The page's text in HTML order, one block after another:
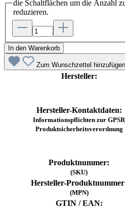
die Schaltflächen um die Anzahl
reduzieren.
In den Warenkorb
Zum Wunschzettel hinzufügen
Hersteller:
Hersteller-Kontaktdaten:
Informationspflichten zur GPSR
Produktsicherheitsverordnung
Produktnummer:
(SKU)
Hersteller-
(MPN)
GTIN / EAN: